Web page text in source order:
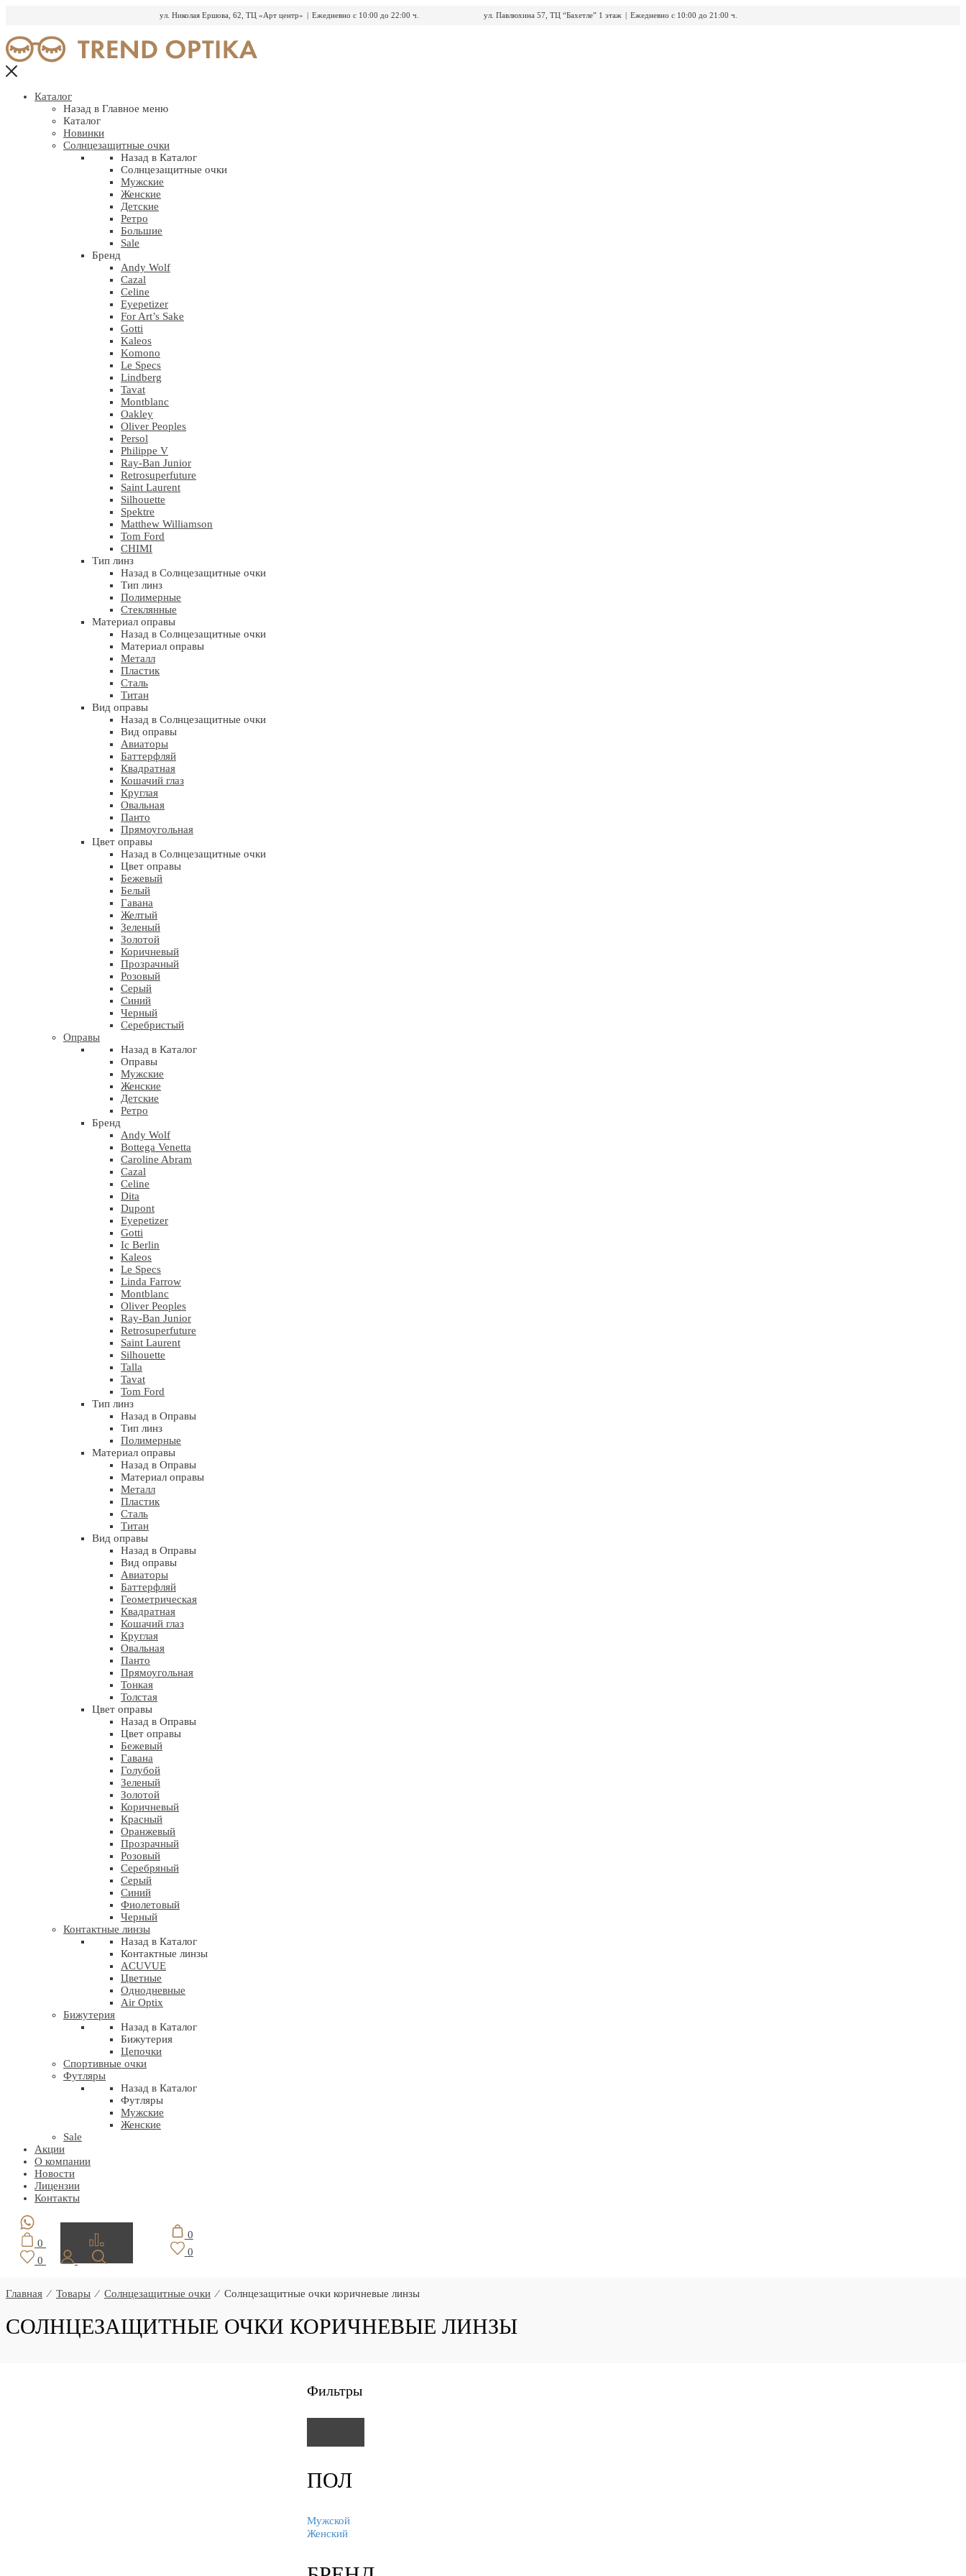
ул. Николая Ершова, 62, ТЦ «Арт центр» | Ежедневно с 10:00 до 22:00 ч. ул. Павлюхина 57, ТЦ “Бахетле” 1 этаж | Ежедневно с 10:00 до 21:00 ч.
к
содержимому
Каталог
Назад в Главное меню
Каталог
Новинки
Солнцезащитные очки
Назад в Каталог
Солнцезащитные очки
Мужские
Женские
Детские
Ретро
Большие
Sale
Бренд
Andy Wolf
Cazal
Celine
Eyepetizer
For Art’s Sake
Gotti
Kaleos
Komono
Le Specs
Lindberg
Tavat
Montblanc
Oakley
Oliver Peoples
Persol
Philippe V
Ray-Ban Junior
Retrosuperfuture
Saint Laurent
Silhouette
Spektre
Matthew Williamson
Tom Ford
CHIMI
Тип линз
Назад в Солнцезащитные очки
Тип линз
Полимерные
Стеклянные
Материал оправы
Назад в Солнцезащитные очки
Материал оправы
Металл
Пластик
Сталь
Титан
Вид оправы
Назад в Солнцезащитные очки
Вид оправы
Авиаторы
Баттерфляй
Квадратная
Кошачий глаз
Круглая
Овальная
Панто
Прямоугольная
Цвет оправы
Назад в Солнцезащитные очки
Цвет оправы
Бежевый
Белый
Гавана
Желтый
Зеленый
Золотой
Коричневый
Прозрачный
Розовый
Серый
Синий
Черный
Серебристый
Оправы
Назад в Каталог
Оправы
Мужские
Женские
Детские
Ретро
Бренд
Andy Wolf
Bottega Venetta
Caroline Abram
Cazal
Celine
Dita
Dupont
Eyepetizer
Gotti
Ic Berlin
Kaleos
Le Specs
Linda Farrow
Montblanc
Oliver Peoples
Ray-Ban Junior
Retrosuperfuture
Saint Laurent
Silhouette
Talla
Tavat
Tom Ford
Тип линз
Назад в Оправы
Тип линз
Полимерные
Материал оправы
Назад в Оправы
Материал оправы
Металл
Пластик
Сталь
Титан
Вид оправы
Назад в Оправы
Вид оправы
Авиаторы
Баттерфляй
Геометрическая
Квадратная
Кошачий глаз
Круглая
Овальная
Панто
Прямоугольная
Тонкая
Толстая
Цвет оправы
Назад в Оправы
Цвет оправы
Бежевый
Гавана
Голубой
Зеленый
Золотой
Коричневый
Красный
Оранжевый
Прозрачный
Розовый
Серебряный
Серый
Синий
Фиолетовый
Черный
Контактные линзы
Назад в Каталог
Контактные линзы
ACUVUE
Цветные
Однодневные
Air Optix
Бижутерия
Назад в Каталог
Бижутерия
Цепочки
Спортивные очки
Футляры
Назад в Каталог
Футляры
Мужские
Женские
Sale
Акции
О компании
Новости
Лицензии
Контакты
0
0
0
0
Главная ⁄ Товары ⁄ Солнцезащитные очки ⁄ Солнцезащитные очки коричневые линзы
СОЛНЦЕЗАЩИТНЫЕ ОЧКИ КОРИЧНЕВЫЕ ЛИНЗЫ
Фильтры
ПОЛ
Мужской
Женский